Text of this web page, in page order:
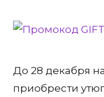
До 28 декабря
приобрести